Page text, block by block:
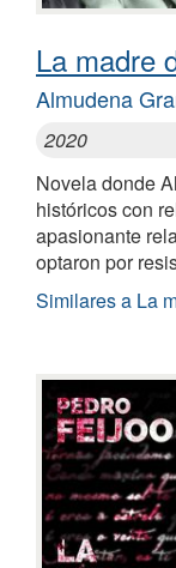
La madre
Almudena
2020
Novela donde
históricos con
apasionante
optaron por
Similares a La